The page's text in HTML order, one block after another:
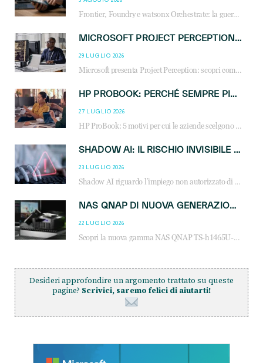
Frontier, Foundry e watsonx Orchestrate: la guerra delle piattaforme AI agent ridisegna il mercato IT. Cosa cambia per reseller, MSP e system integrator.
MICROSOFT PROJECT PERCEPTION: COME GLI AGENTI AI CAMBIERANNO SOC, CYBERSECURITY E SERVIZI MSP
29 LUGLIO 2026
Microsoft presenta Project Perception: scopri come gli agenti AI possono trasformare cybersecurity, SOC e servizi gestiti degli MSP.
HP PROBOOK: PERCHÉ SEMPRE PIÙ AZIENDE SCELGONO NOTEBOOK PROGETTATI PER IL LAVORO MODERNO
27 LUGLIO 2026
HP ProBook: 5 motivi per cui le aziende scelgono i notebook business HP per migliorare produttività, sicurezza e gestione dell’AI.
SHADOW AI: IL RISCHIO INVISIBILE CHE LE AZIENDE POSSONO GOVERNARE
23 LUGLIO 2026
Shadow AI riguardo l’impiego non autorizzato di sistemi AI all’interno dell’azienda. E’ una pratica che si diffonde a partire dai dipendenti fino ai dirigenti e mette a repentaglio la cybersecurity, con costi più elevati per le organizzazioni. Due recenti report illustrano il fenomeno e forniscono dati in merito
NAS QNAP DI NUOVA GENERAZIONE: PIÙ PRESTAZIONI, SCALABILITÀ E PROTEZIONE DEI DATI PER LE INFRASTRUTTURE IT MODERNE
22 LUGLIO 2026
Scopri la nuova gamma NAS QNAP TS-h1465U-RP, TS-h1065eU e TS-h665U: storage aziendale con ZFS, DDR5, E1.S NVMe e connettività 2.5GbE per backup, virtualizzazione e cybersecurity.
Desideri approfondire un argomento trattato su queste
pagine? Scrivici, saremo felici di aiutarti!